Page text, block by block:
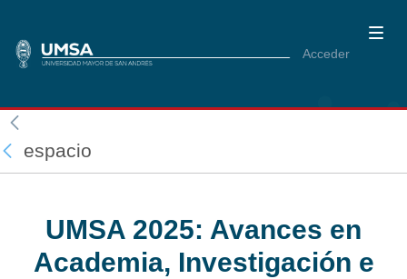
Acceder
espacio
UMSA 2025: Avances en
Academia, Investigación e